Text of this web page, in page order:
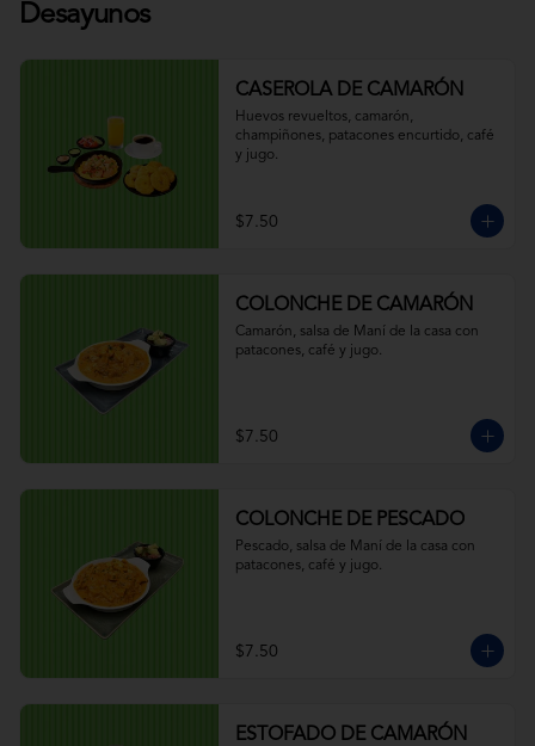
Desayunos
CASEROLA DE CAMARÓN
Huevos revueltos, camarón,
champiñones, patacones encurtido, café
y jugo.
$7.50
COLONCHE DE CAMARÓN
Camarón, salsa de Maní de la casa con
patacones, café y jugo.
$7.50
COLONCHE DE PESCADO
Pescado, salsa de Maní de la casa con
patacones, café y jugo.
$7.50
ESTOFADO DE CAMARÓN